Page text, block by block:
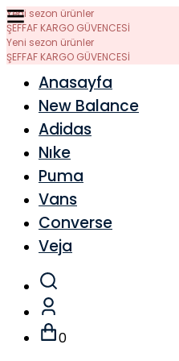
Yeni sezon ürünler
ŞEFFAF KARGO GÜVENCESİ
Yeni sezon ürünler
ŞEFFAF KARGO GÜVENCESİ
Anasayfa
New Balance
Adidas
Nıke
Puma
Vans
Converse
Veja
0